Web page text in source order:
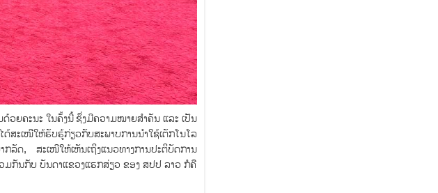
ວຍຄະນະ ໃນຄັ້ງນີ້ ຊຶ່ງມີຄວາມໝາຍສຳຄັນ ແລະ ເປັນ
ສະເໜີໃຫ້ຮັບຮູ້ກ່ຽວກັບສະພາບການນໍາໃຊ້ເຕັກໂນໂລ
ດ, ສະເໜີໃຫ້ເຫັນເຖິງແນວທາງການປະຕິບັດການ
ມກັນກັບ ບັນດາແຂວງແຮກສ່ຽວ ຂອງ ສປປ ລາວ ກໍຄື